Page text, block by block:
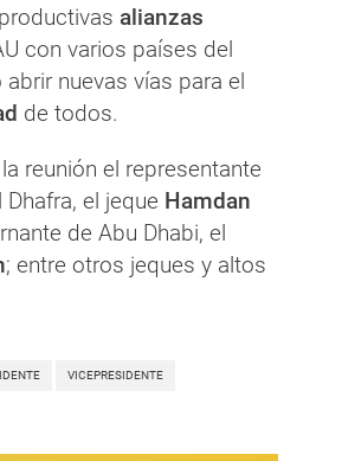
alianzas
con varios países del
nuevas vías para el
de todos.
reunión el representante
el jeque Hamdan
de Abu Dhabi, el
; entre otros jeques y altos
VICEPRESIDENTE